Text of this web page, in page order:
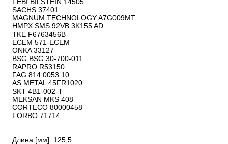
SACHS 37401
MAGNUM TECHNOLOGY A7G009MT
HMPX SMS 92VB 3K155 AD
TKE F6763456B
ECEM 571-ECEM
ONKA 33127
BSG BSG 30-700-011
RAPRO R53150
FAG 814 0053 10
AS METAL 45FR1020
SKT 4B1-002-T
MEKSAN MKS 408
CORTECO 80000458
FORBO 71714
Длина [мм]: 125,5